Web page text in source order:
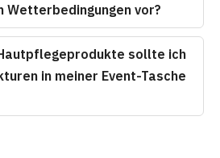
Wetterbedingungen vor?
sollte ich
in meiner Event-Tasche